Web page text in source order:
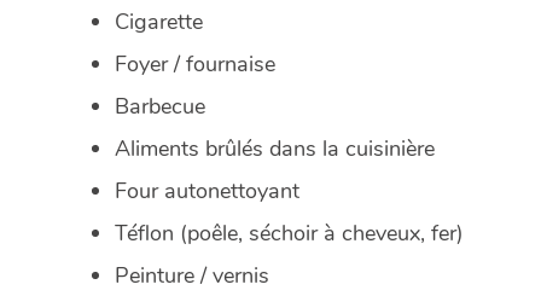
Cigarette
Foyer / fournaise
Barbecue
Aliments brûlés dans la cuisinière
Four autonettoyant
Téflon (poêle, séchoir à cheveux, fer)
Peinture / vernis